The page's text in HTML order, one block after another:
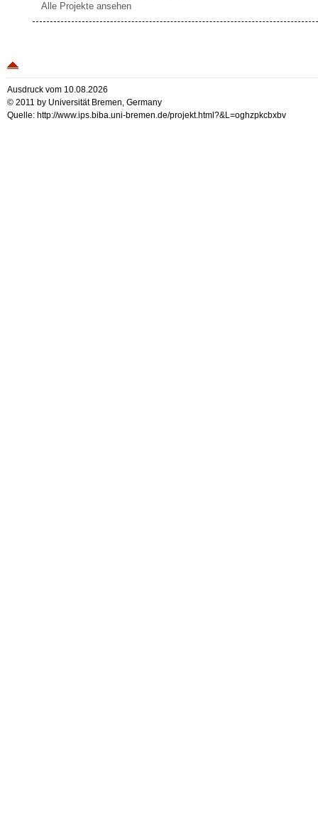
Alle Projekte ansehen
Ausdruck vom 10.08.2026
© 2011 by Universität Bremen, Germany
Quelle: http://www.ips.biba.uni-bremen.de/projekt.html?&L=oghzpkcbxbv